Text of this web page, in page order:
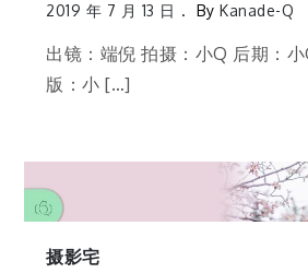
2019 年 7 月 13 日 ByKanade-Q
出镜：端倪 拍摄：小Q 后期：
版：小 […]
摄影宅